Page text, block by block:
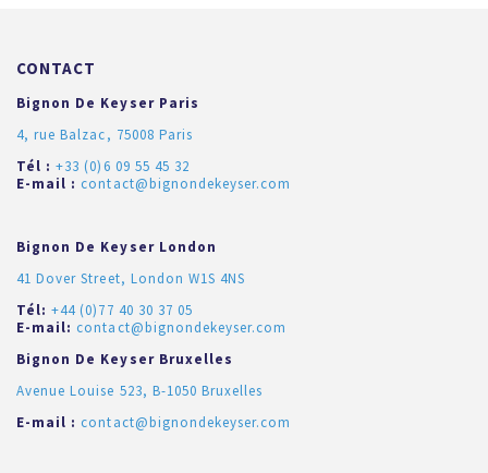
CONTACT
Bignon De Keyser Paris
4, rue Balzac, 75008 Paris
Tél :+33 (0)6 09 55 45 32
E-mail : contact@bignondekeyser.com
Bignon De Keyser London
41 Dover Street, London W1S 4NS
Tél:+44 (0)77 40 30 37 05
E-mail: contact@bignondekeyser.com
Bignon De Keyser Bruxelles
Avenue Louise 523, B-1050 Bruxelles
E-mail : contact@bignondekeyser.com